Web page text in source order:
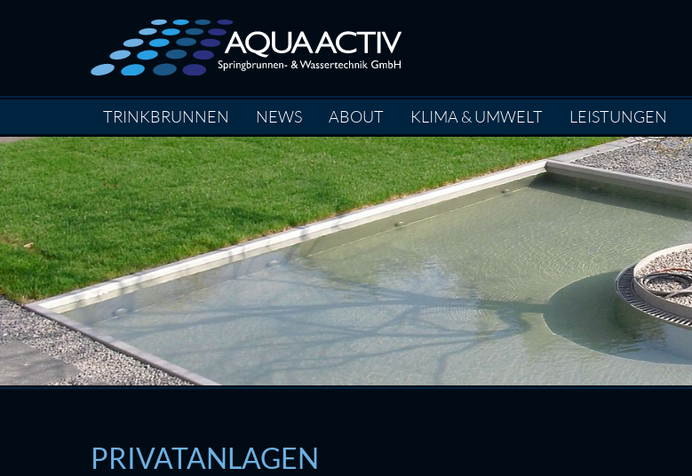
TRINKBRUNNEN NEWS ABOUT KLIMA & UMWELT LEISTUNGEN
PRIVATANLAGEN